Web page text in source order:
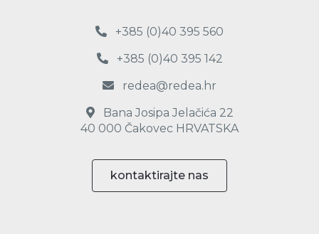
+385 (0)40 395 560
+385 (0)40 395 142
redea@redea.hr
Bana Josipa Jelačića 22
40 000 Čakovec HRVATSKA
kontaktirajte nas